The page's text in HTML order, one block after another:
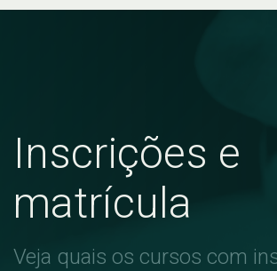
Inscrições e
matrícula
Veja quais os cursos com